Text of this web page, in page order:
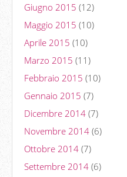
Giugno 2015 (12)
Maggio 2015 (10)
Aprile 2015 (10)
Marzo 2015 (11)
Febbraio 2015 (10)
Gennaio 2015 (7)
Dicembre 2014 (7)
Novembre 2014 (6)
Ottobre 2014 (7)
Settembre 2014 (6)